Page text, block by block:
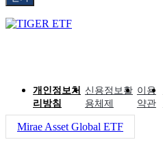
개인정보처
리방침
신용정보활
용체제
이용
약관
Mirae Asset Global ETF